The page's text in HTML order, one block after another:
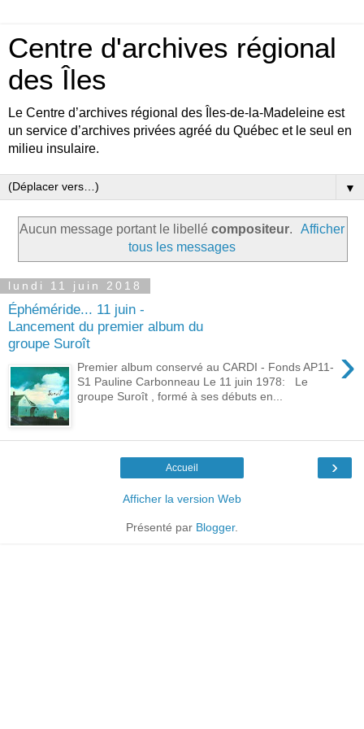
Centre d'archives régional
des Îles
Le Centre d’archives régional des Îles-de-la-Madeleine est
un service d’archives privées agréé du Québec et le seul en
milieu insulaire.
▼
Aucun message portant le libellé compositeur.
Afficher
tous les messages
lundi 11 juin 2018
Éphéméride... 11 juin -
Lancement du premier album du
groupe Suroît
›
Premier album conservé au CARDI - Fonds AP11-
S1 Pauline Carbonneau Le 11 juin 1978: Le
groupe Suroît , formé à ses débuts en...
›
Accueil
Afficher la version Web
Présenté par Blogger.